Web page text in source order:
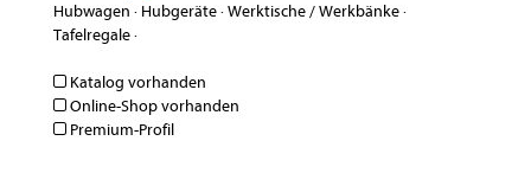
Hubwagen · Hubgeräte·Werktische / Werkbänke·
Tafelregale·
Katalog vorhanden
Online-Shop vorhanden
Premium-Profil